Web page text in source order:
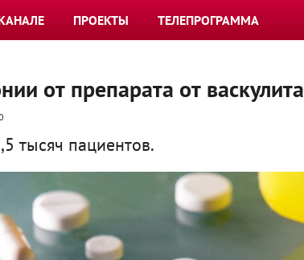
ПРОЕКТЫ ТЕЛЕПРОГРАММА
от препарата от васкулита
тысяч пациентов.